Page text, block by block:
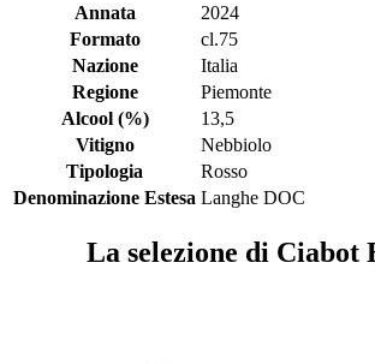
Annata
2024
Formato
cl.75
Nazione
Italia
Regione
Piemonte
Alcool (%)
13,5
Vitigno
Nebbiolo
Tipologia
Rosso
Denominazione Estesa Langhe DOC
La selezione di Ciabot